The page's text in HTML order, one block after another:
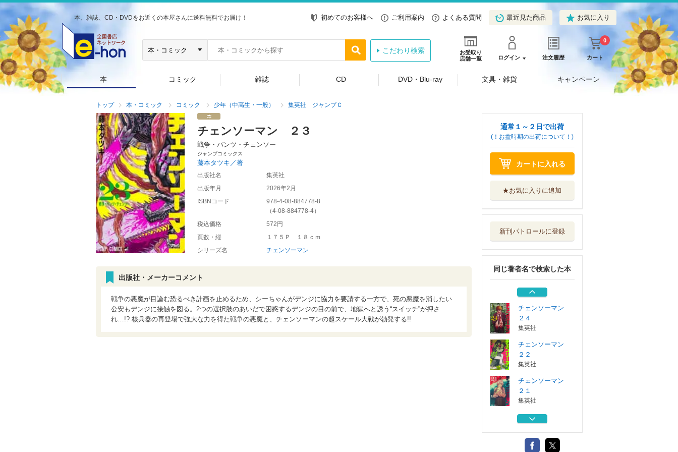
本、雑誌、CD・DVDをお近くの本屋さんに送料無料でお届け！ 初めてのお客様へ ご利用案内 よくある質問 最近見た商品 お気に入り
お受取り
店舗一覧
ログイン 注文履歴 カート
0
こだわり検索
本 コミック 雑誌 CD DVD・Blu-ray 文具・雑貨 キャンペーン
トップ 本・コミック コミック 少年（中高生・一般） 集英社 ジャンプＣ
チェンソーマン ２３
戦争・パンツ・チェンソー
ジャンプコミックス
藤本タツキ／著
出版社名
集英社
出版年月
2026年2月
ISBNコード
978-4-08-884778-8
（4-08-884778-4）
税込価格
572円
頁数・縦
１７５Ｐ １８ｃｍ
シリーズ名
チェンソーマン
出版社・メーカーコメント
戦争の悪魔が目論む恐るべき計画を止めるため、シーちゃんがデンジに協力を要請する一方で、死の悪魔を消したい
公安もデンジに接触を図る。2つの選択肢のあいだで困惑するデンジの目の前で、地獄へと誘う“スイッチ”が押さ
れ…!? 核兵器の再登場で強大な力を得た戦争の悪魔と、チェンソーマンの超スケール大戦が勃発する!!
通常１～２日で出荷
(！お盆時期の出荷について！)
カートに入れる
★お気に入りに追加
新刊パトロールに登録
同じ著者名で検索した本
チェンソーマン
２１
チェンソーマン
集英社
チェンソーマン
１９
集英社
チェンソーマン
２４
集英社
チェンソーマン
２２
集英社
チェンソーマン
２１
集英社
チェンソーマン
集英社